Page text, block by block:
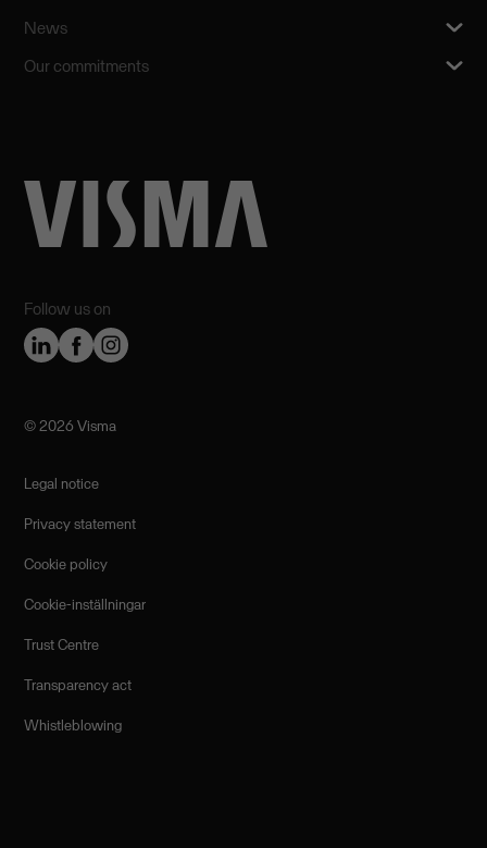
Follow us on
News
Our commitments
©️ 2026 Visma
Legal notice
Privacy statement
Cookie policy
Cookie-inställningar
Trust Centre
Transparency act
Whistleblowing